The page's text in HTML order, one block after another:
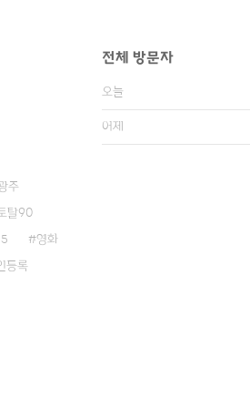
주
탈90
영화
등록
전체 방문자
오늘
어제